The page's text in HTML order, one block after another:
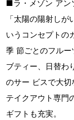
■ラ・メゾン アン
「太陽の陽射し
いうコンセプトの
季 節ごとのフル
ブティー、⽇替わ
のサー ビスで⼤切
テイクアウト専⾨
ギフトも充実。